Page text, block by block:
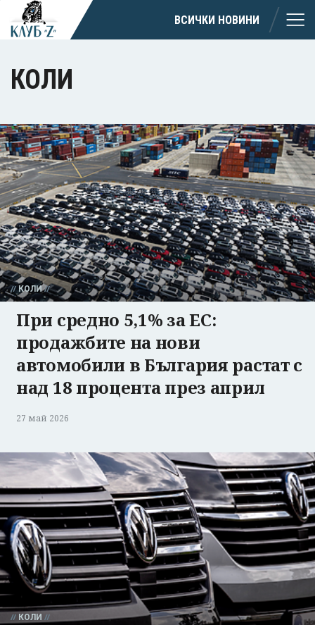
ВСИЧКИ НОВИНИ
КОЛИ
КОЛИ
При средно 5,1% за ЕС:
продажбите на нови
автомобили в България растат с
над 18 процента през април
27 май 2026
КОЛИ